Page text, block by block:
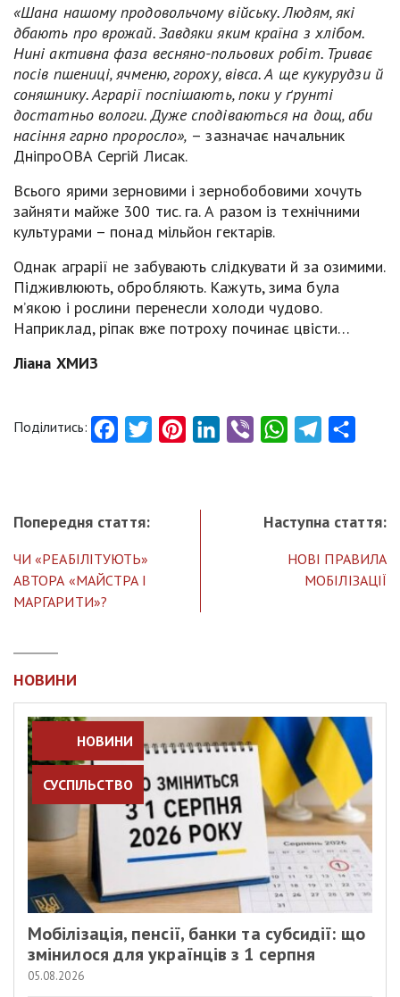
«Шана нашому продовольчому війську. Людям, які
дбають про врожай. Завдяки яким країна з хлібом.
Нині активна фаза весняно-польових робіт. Триває
посів пшениці, ячменю, гороху, вівса. А ще кукурудзи й
соняшнику. Аграрії поспішають, поки у ґрунті
достатньо вологи. Дуже сподіваються на дощ, аби
насіння гарно проросло», – зазначає начальник
ДніпроОВА Сергій Лисак.
Всього ярими зерновими і зернобобовими хочуть
зайняти майже 300 тис. га. А разом із технічними
культурами – понад мільйон гектарів.
Однак аграрії не забувають слідкувати й за озимими.
Підживлюють, обробляють. Кажуть, зима була
м’якою і рослини перенесли холоди чудово.
Наприклад, ріпак вже потроху починає цвісти…
Ліана ХМИЗ
Поділитись: FacebookTwitter PinterestLinkedInViber WhatsAppTelegram
Попередня стаття:
ЧИ «РЕАБІЛІТУЮТЬ»
АВТОРА «МАЙСТРА І
МАРГАРИТИ»?
Наступна стаття:
НОВІ ПРАВИЛА
МОБІЛІЗАЦІЇ
НОВИНИ
НОВИНИ
СУСПІЛЬСТВО
Мобілізація, пенсії, банки та субсидії: що
змінилося для українців з 1 серпня
05.08.2026